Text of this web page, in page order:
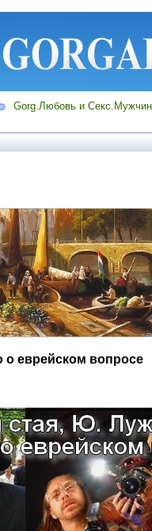
Gorg.Любовь и
о еврейском вопросе